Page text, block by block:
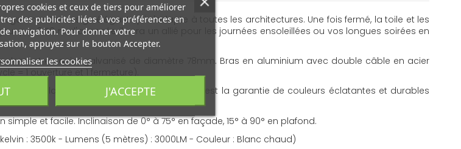
la gamme. Un design élégant qui s'adapte à toutes les architectures. Une fois fermé, la toile et les
par 3.50 m d'avancée il sera un allié pour les journées ensoleillées ou vos longues soirées en
en acier galvanisé de diamètre 78mm. Bras en aluminium avec double câble en acier
= 1 ouverture et 1 fermeture).
de la fibre lors de sa fabrication. Ceci est la garantie de couleurs éclatantes et durables
et facile. Inclinaison de 0° à 75° en façade, 15° à 90° en plafond.
: 3500k - Lumens (5 mètres) : 3000LM - Couleur : Blanc chaud)
cookies et ceux de tiers pour améliorer
des publicités liées à vos préférences en
navigation. Pour donner votre
appuyez sur le bouton Accepter.
les cookies
J'ACCEPTE